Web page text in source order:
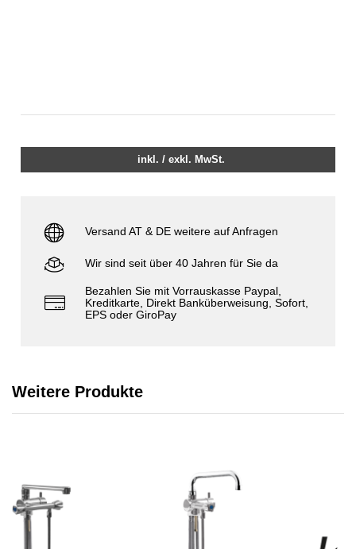
inkl. / exkl. MwSt.
Versand AT & DE weitere auf Anfragen
Wir sind seit über 40 Jahren für Sie da
Bezahlen Sie mit Vorrauskasse Paypal,
Kreditkarte, Direkt Banküberweisung, Sofort,
EPS oder GiroPay
Weitere Produkte